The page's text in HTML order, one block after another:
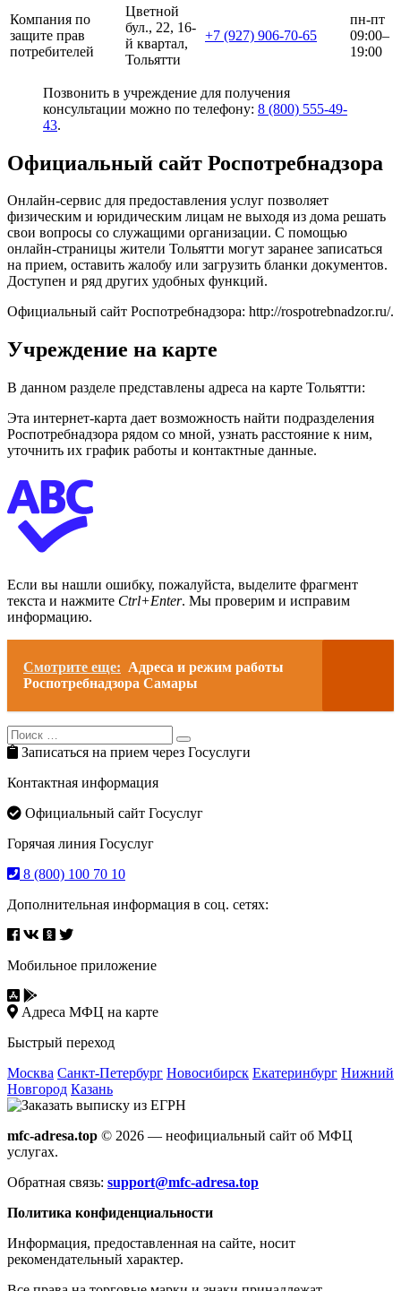
Компания по
защите прав
потребителей
Цветной
бул., 22, 16-
й квартал,
Тольятти
+7 (927) 906-70-65
пн-пт
09:00–
19:00
Позвонить в учреждение для получения
консультации можно по телефону: 8 (800) 555-49-
43.
Официальный сайт Роспотребнадзора
Онлайн-сервис для предоставления услуг позволяет
физическим и юридическим лицам не выходя из дома решать
свои вопросы со служащими организации. С помощью
онлайн-страницы жители Тольятти могут заранее записаться
на прием, оставить жалобу или загрузить бланки документов.
Доступен и ряд других удобных функций.
Официальный сайт Роспотребнадзора: http://rospotrebnadzor.ru/.
Учреждение на карте
В данном разделе представлены адреса на карте Тольятти:
Эта интернет-карта дает возможность найти подразделения
Роспотребнадзора рядом со мной, узнать расстояние к ним,
уточнить их график работы и контактные данные.
Если вы нашли ошибку, пожалуйста, выделите фрагмент
текста и нажмите Ctrl+Enter. Мы проверим и исправим
информацию.
Смотрите еще: Адреса и режим работы
Роспотребнадзора Самары
Search
for:
Search
Записаться на прием через Госуслуги
Контактная информация
Официальный сайт Госуслуг
Горячая линия Госуслуг
8 (800) 100 70 10
Дополнительная информация в соц. сетях:
Мобильное приложение
Адреса МФЦ на карте
Быстрый переход
Москва Санкт-Петербург Новосибирск Екатеринбург Нижний
Новгород Казань
mfc-adresa.top © 2026 — неофициальный сайт об МФЦ
услугах.
Обратная связь: support@mfc-adresa.top
Политика конфиденциальности
Информация, предоставленная на сайте, носит
рекомендательный характер.